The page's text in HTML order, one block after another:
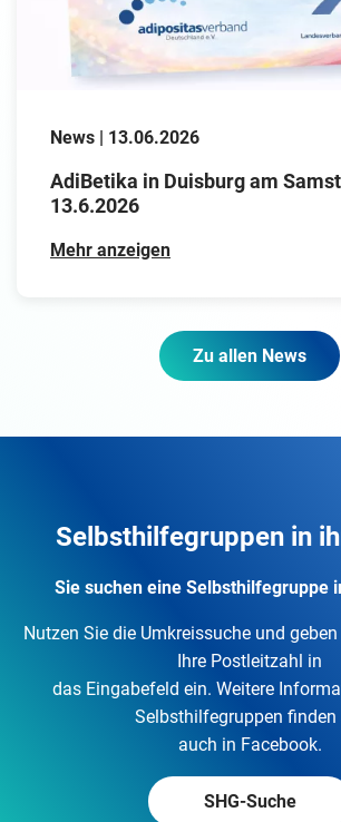
News | 13.06.2026
AdiBetika in Duisburg am
13.6.2026
Mehr anzeigen
Zu allen News
Selbsthilfegruppen in
Sie suchen eine Selbsthilfegruppe
Nutzen Sie die Umkreissuche und
Ihre Postleitzahl in
das Eingabefeld ein. Weitere
Selbsthilfegruppen finden
auch in Facebook.
SHG-Suche